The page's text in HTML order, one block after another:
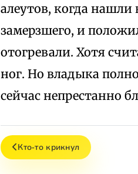
алеутов, когда
замерзшего, и
отогревали. Хотя
ног. Но владыка
сейчас непрестанно
Кто‑то крикнул